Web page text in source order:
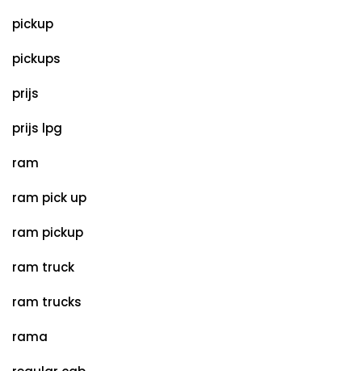
pickup
pickups
prijs
prijs lpg
ram
ram pick up
ram pickup
ram truck
ram trucks
rama